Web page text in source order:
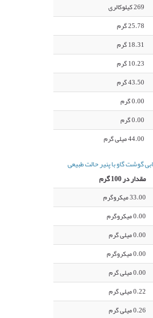
269 کیلوکالری
25.78 گرم
18.31 گرم
10.23 گرم
43.50 گرم
0.00 گرم
0.00 گرم
44.00 میلی گرم
گوشت گاو با پنیر حالت طبیعی
مقدار در 100 گرم
33.00 میکروگرم
0.00 میکروگرم
0.00 میلی گرم
0.00 میکروگرم
0.00 میلی گرم
0.22 میلی گرم
0.26 میلی گرم